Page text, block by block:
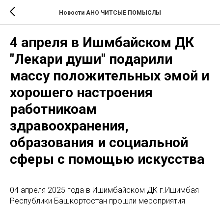
Новости АНО ЧИТСЫЕ ПОМЫСЛЫ
4 апреля в Ишмбайском ДК
"Лекари души" подарили
массу положительных эмой и
хорошего настроения
работникоам
здравоохранения,
образования и социальной
сферы с помощью искусства
04 апреля 2025 года в Ишимбайском ДК г.Ишимбая
Республики Башкортостан прошли мероприятия